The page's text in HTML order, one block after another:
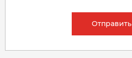
Отправить